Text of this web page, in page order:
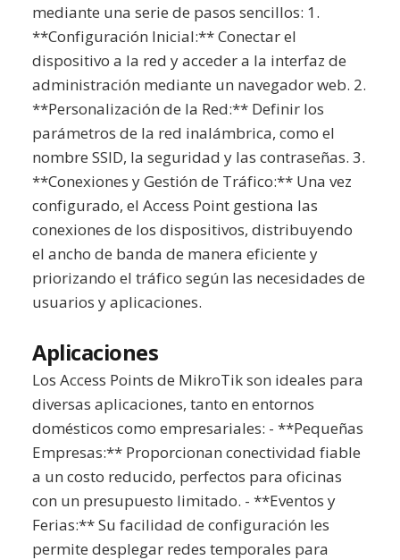
mediante una serie de pasos sencillos: 1.
**Configuración Inicial:** Conectar el
dispositivo a la red y acceder a la interfaz de
administración mediante un navegador web. 2.
**Personalización de la Red:** Definir los
parámetros de la red inalámbrica, como el
nombre SSID, la seguridad y las contraseñas. 3.
**Conexiones y Gestión de Tráfico:** Una vez
configurado, el Access Point gestiona las
conexiones de los dispositivos, distribuyendo
el ancho de banda de manera eficiente y
priorizando el tráfico según las necesidades de
usuarios y aplicaciones.
Aplicaciones
Los Access Points de MikroTik son ideales para
diversas aplicaciones, tanto en entornos
domésticos como empresariales: - **Pequeñas
Empresas:** Proporcionan conectividad fiable
a un costo reducido, perfectos para oficinas
con un presupuesto limitado. - **Eventos y
Ferias:** Su facilidad de configuración les
permite desplegar redes temporales para